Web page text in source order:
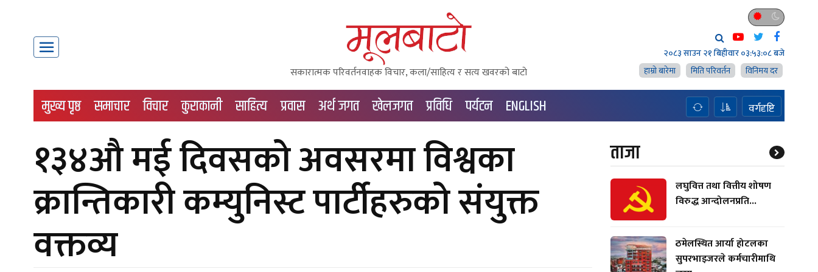
सकारात्मक परिवर्तनवाहक विचार, कला/साहित्य र सत्य खवरको बाटाे
२०८३ साउन २१ बिहीवार०३:५३:०९ बजे
हाम्राे बारेमा
मिति परिवर्तन विनिमय दर
मुख्य पृष्ठ समाचार विचार कुराकानी साहित्य प्रवास अर्थ जगत खेलजगत प्रविधि पर्यटन ENGLISH वर्गदृष्टि
१३४औ मई दिवसको अवसरमा विश्वका
क्रान्तिकारी कम्युनिस्ट पार्टीहरुको संयुक्त
वक्तव्य
ताजा
लघुवित्त तथा वित्तीय शोषण
विरुद्ध आन्दोलनप्रति...
ठमेलस्थित आर्या होटलका
सुपरभाइजरले कर्मचारीमाथि